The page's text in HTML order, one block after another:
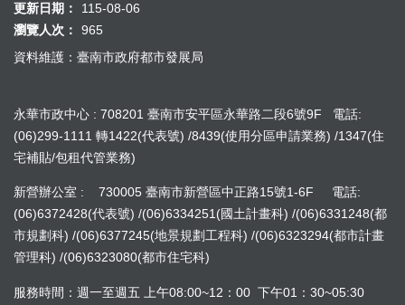
更新日期：
115-08-06
瀏覽人次：
965
資料維護：臺南市政府都市發展局
永華市政中心 : 708201 臺南市安平區永華路二段6號9F 電話:
(06)299-1111 轉1422(代表號) /8439(使用分區申請業務) /1347(住
宅補貼/包租代管業務)
新營辦公室 : 730005 臺南市新營區中正路15號1-6F 電話:
(06)6372428(代表號) /(06)6334251(國土計畫科) /(06)6331248(都
市規劃科) /(06)6377245(地景規劃工程科) /(06)6323294(都市計畫
管理科) /(06)6323080(都市住宅科)
服務時間：週一至週五 上午08:00~12：00 下午01：30~05:30